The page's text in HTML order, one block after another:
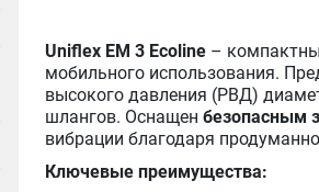
Uniflex EM 3 Ecoline –
мобильного использования.
высокого давления (РВД)
шлангов. Оснащен безопасным
вибрации благодаря
Ключевые преимущества: